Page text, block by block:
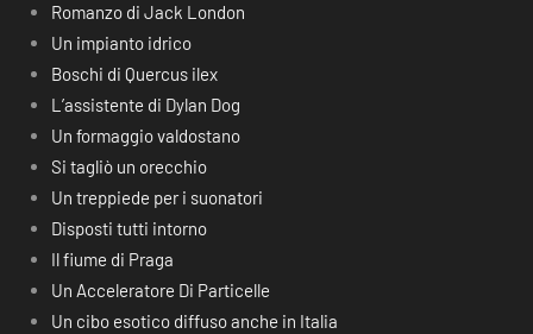
Romanzo di Jack London
Un impianto idrico
Boschi di Quercus ilex
L’assistente di Dylan Dog
Un formaggio valdostano
Si tagliò un orecchio
Un treppiede per i suonatori
Disposti tutti intorno
Il fiume di Praga
Un Acceleratore Di Particelle
Un cibo esotico diffuso anche in Italia